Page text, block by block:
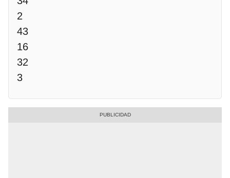
2
43
16
32
3